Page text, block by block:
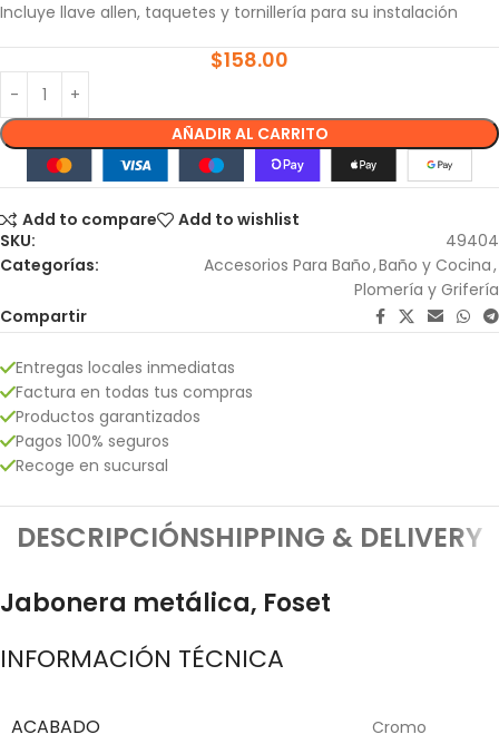
Incluye llave allen, taquetes y tornillería para su instalación
$158.00
AÑADIR AL CARRITO
Add to compare
Add to wishlist
SKU:
49404
Categorías:
Accesorios Para Baño,Baño y Cocina,
Plomería y Grifería
Compartir
Entregas locales inmediatas
Factura en todas tus compras
Productos garantizados
Pagos 100% seguros
Recoge en sucursal
DESCRIPCIÓNSHIPPING & DELIVERY
Jabonera metálica, Foset
INFORMACIÓN TÉCNICA
ACABADO Cromo